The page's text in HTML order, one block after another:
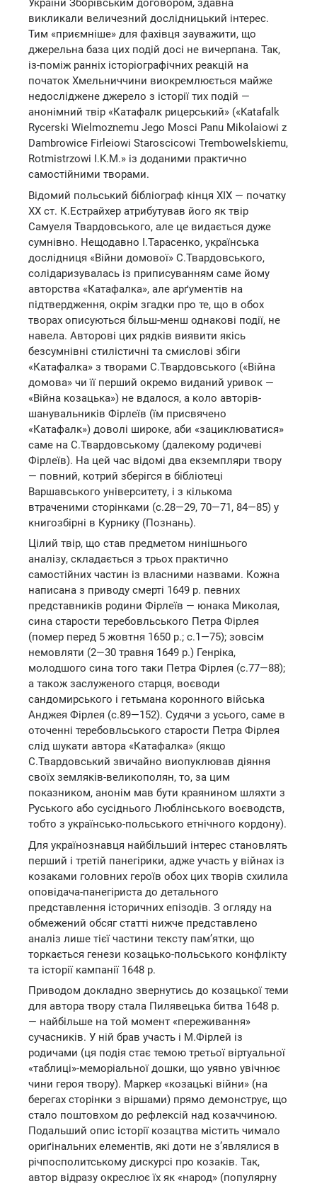
України Зборівським договором, здавна
викликали величезний дослідницький інтерес.
Тим «приємніше» для фахівця зауважити, що
джерельна база цих подій досі не вичерпана. Так,
із-поміж ранніх історіографічних реакцій на
початок Хмельниччини виокремлюється майже
недосліджене джерело з історії тих подій —
анонімний твір «Катафалк рицерський» («Katafalk
Rycerski Wielmoznemu Jego Mosci Panu Mikolaiowi z
Dambrowice Firleiowi Staroscicowi Trembowelskiemu,
Rotmistrzowi I.K.M.» із доданими практично
самостійними творами.
Відомий польський бібліограф кінця ХІХ — початку
ХХ ст. К.Естрайхер атрибутував його як твір
Самуеля Твардовського, але це видається дуже
сумнівно. Нещодавно І.Тарасенко, українська
дослідниця «Війни домової» С.Твардовського,
солідаризувалась із приписуванням саме йому
авторства «Катафалка», але арґументів на
підтвердження, окрім згадки про те, що в обох
творах описуються більш-менш однакові події, не
навела. Авторові цих рядків виявити якісь
безсумнівні стилістичні та смислові збіги
«Катафалка» з творами С.Твардовського («Війна
домова» чи її перший окремо виданий уривок —
«Війна козацька») не вдалося, а коло авторів-
шанувальників Фірлеїв (їм присвячено
«Катафалк») доволі широке, аби «зациклюватися»
саме на С.Твардовському (далекому родичеві
Фірлеїв). На цей час відомі два екземпляри твору
— повний, котрий зберігся в бібліотеці
Варшавського університету, і з кількома
втраченими сторінками (с.28—29, 70—71, 84—85) у
книгозбірні в Курнику (Познань).
Цілий твір, що став предметом нинішнього
аналізу, складається з трьох практично
самостійних частин із власними назвами. Кожна
написана з приводу смерті 1649 р. певних
представників родини Фірлеїв — юнака Миколая,
сина старости теребовльського Петра Фірлея
(помер перед 5 жовтня 1650 р.; с.1—75); зовсім
немовляти (2—30 травня 1649 р.) Генріка,
молодшого сина того таки Петра Фірлея (с.77—88);
а також заслуженого старця, воєводи
сандомирського і гетьмана коронного війська
Анджея Фірлея (с.89—152). Судячи з усього, саме в
оточенні теребовльського старости Петра Фірлея
слід шукати автора «Катафалка» (якщо
С.Твардовський звичайно виопуклював діяння
своїх земляків-великополян, то, за цим
показником, анонім мав бути краянином шляхти з
Руського або сусіднього Люблінського воєводств,
тобто з українсько-польського етнічного кордону).
Для українознавця найбільший інтерес становлять
перший і третій панегірики, адже участь у війнах із
козаками головних героїв обох цих творів схилила
оповідача-панегіриста до детального
представлення історичних епізодів. З огляду на
обмежений обсяг статті нижче представлено
аналіз лише тієї частини тексту пам’ятки, що
торкається генези козацько-польського конфлікту
та історії кампанії 1648 р.
Приводом докладно звернутись до козацької теми
для автора твору стала Пилявецька битва 1648 р.
— найбільше на той момент «переживання»
сучасників. У ній брав участь і М.Фірлей із
родичами (ця подія стає темою третьої віртуальної
«таблиці»-меморіальної дошки, що уявно увічнює
чини героя твору). Маркер «козацькі війни» (на
берегах сторінки з віршами) прямо демонструє, що
стало поштовхом до рефлексій над козаччиною.
Подальший опис історії козацтва містить чимало
ориґінальних елементів, які доти не з’являлися в
річпосполитському дискурсі про козаків. Так,
автор відразу окреслює їх як «народ» (популярну